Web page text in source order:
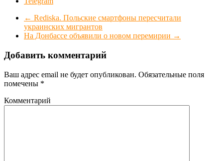
← Rediska. Польские смартфоны пересчитали
украинских мигрантов
На Донбассе объявили о новом перемирии →
Добавить комментарий
Ваш адрес email не будет опубликован. Обязательные поля
помечены *
Комментарий